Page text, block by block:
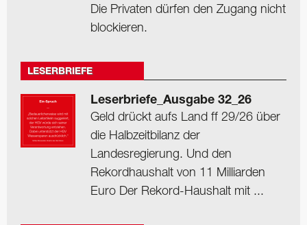
Die Privaten dürfen den Zugang nicht
blockieren.
LESERBRIEFE
Leserbriefe_Ausgabe 32_26
Geld drückt aufs Land ff 29/26 über
die Halbzeitbilanz der
Landesregierung. Und den
Rekordhaushalt von 11 Milliarden
Euro Der Rekord-Haushalt mit ...